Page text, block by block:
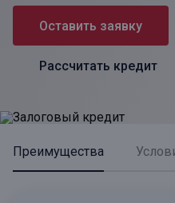
Оставить заявку
Рассчитать кредит
Преимущества